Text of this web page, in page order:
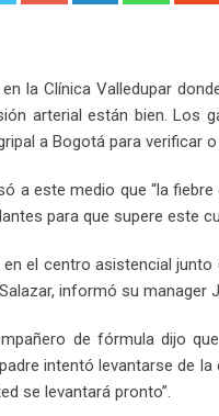
la Clínica Valledupar
arterial están bien. Los
a Bogotá para verificar
a este medio que “la
para que supere este
en el centro asistencial
informó su manager
de fórmula dijo
intentó levantarse de
se levantará pronto”.